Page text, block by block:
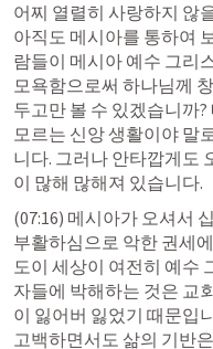
어찌 열렬히 사랑하지 않
아직도 메시아를 통하여
람들이 메시아 예수 그리
모욕함으로써 하나님께
두고만 볼 수 있겠습니까
모르는 신앙 생활이야 말
니다. 그러나 안타깝게도
이 많해 많해져 있습니다.
(07:16) 메시아가 오셔서
부활하심으로 악한 권세
도이 세상이 여전히 예수
자들에 박해하는 것은 교
이 잃어버 잃었기 때문입
고백하면서도 삶의 기반